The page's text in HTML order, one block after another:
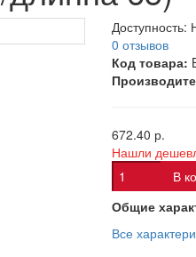
Доступность:
0 отзывов
Код товара:
672.40 р.
Нашли
В
Общие
Все